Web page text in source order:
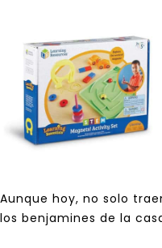
Aunque hoy, no solo
los benjamines de la